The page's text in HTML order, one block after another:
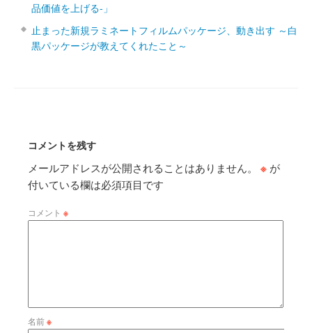
品価値を上げる‐」
止まった新規ラミネートフィルムパッケージ、動き出す ～白
黒パッケージが教えてくれたこと～
コメントを残す
メールアドレスが公開されることはありません。 ※ が
付いている欄は必須項目です
コメント ※
名前※